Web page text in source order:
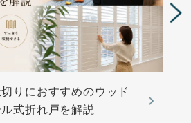
りにおすすめのウッド
式折れ戸を解説